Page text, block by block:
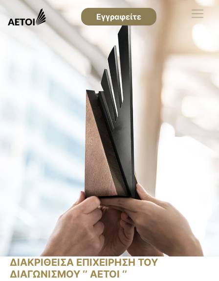
Εγγραφείτε
ΔΙΑΚΡΙΘΕΙΣΑ ΕΠΙΧΕΙΡΗΣΗ ΤΟΥ
ΔΙΑΓΩΝΙΣΜΟΥ ‘’ ΑΕΤΟΙ ‘’